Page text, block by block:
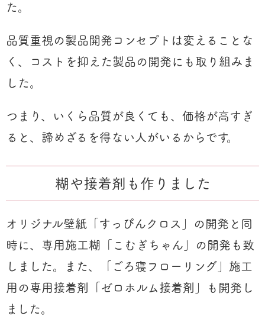
た。
品質重視の製品開発コンセプトは変えることな
く、コストを抑えた製品の開発にも取り組みま
した。
つまり、いくら品質が良くても、価格が高すぎ
ると、諦めざるを得ない人がいるからです。
糊や接着剤も作りました
オリジナル壁紙「すっぴんクロス」の開発と同
時に、専用施工糊「こむぎちゃん」の開発も致
しました。また、「ごろ寝フローリング」施工
用の専用接着剤「ゼロホルム接着剤」も開発し
ました。